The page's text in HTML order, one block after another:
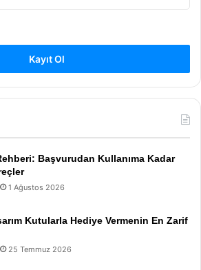
Kayıt Ol
Başvurudan Kullanıma Kadar
1 Ağustos 2026
Kutularla Hediye Vermenin En Zarif
25 Temmuz 2026